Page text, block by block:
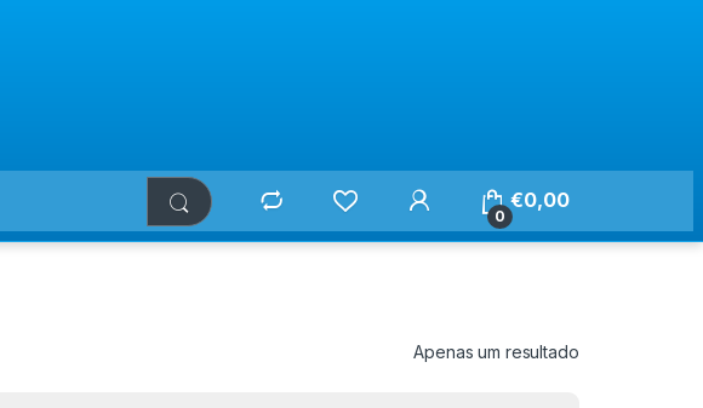
0
€0,00
Apenas um resultado